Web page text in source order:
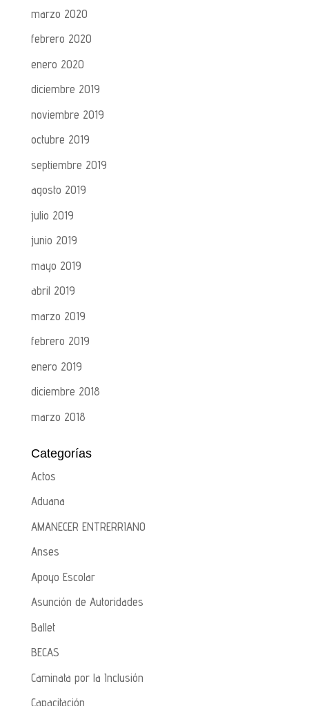
marzo 2020
febrero 2020
enero 2020
diciembre 2019
noviembre 2019
octubre 2019
septiembre 2019
agosto 2019
julio 2019
junio 2019
mayo 2019
abril 2019
marzo 2019
febrero 2019
enero 2019
diciembre 2018
marzo 2018
Categorías
Actos
Aduana
AMANECER ENTRERRIANO
Anses
Apoyo Escolar
Asunción de Autoridades
Ballet
BECAS
Caminata por la Inclusión
Capacitación